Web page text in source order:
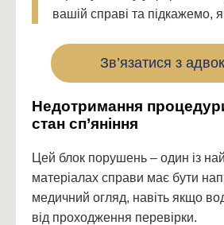
вашій справі та підкажемо,
Зв’язатися з
Недотримання
стан сп’яніння
Цей блок порушень – один із
матеріалах справи має бути
медичний огляд, навіть якщо
від проходження перевірки.